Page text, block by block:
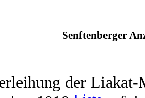
Senftenberger
der Liakat-